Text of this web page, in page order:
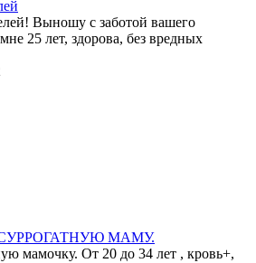
Выношу с заботой вашего
25 лет, здорова, без вредных
МАМУ.
мамочку. От 20 до 34 лет , кровь+,